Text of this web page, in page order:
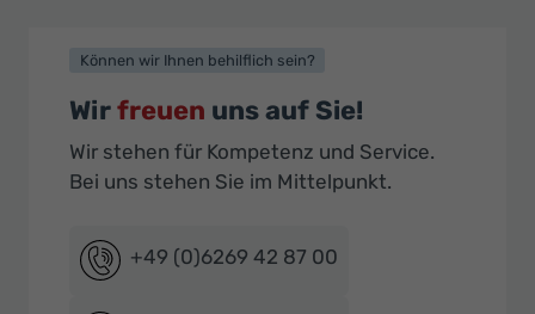
Können wir Ihnen behilflich sein?
Wirfreuen uns auf Sie!
Wir stehen für Kompetenz und Service.
Bei uns stehen Sie im Mittelpunkt.
+49 (0)6269 42 87 00